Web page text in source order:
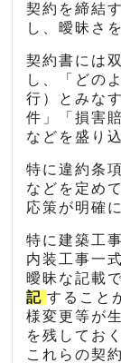
契約を締結
し、曖昧さ
契約書には
し、「どの
行）とみな
件」「損害
などを盛り
特に違約条
などを定め
応策が明確
特に建築工
内装工事一
曖昧な記載
記 すること
様変更等が
を残してお
これらの契